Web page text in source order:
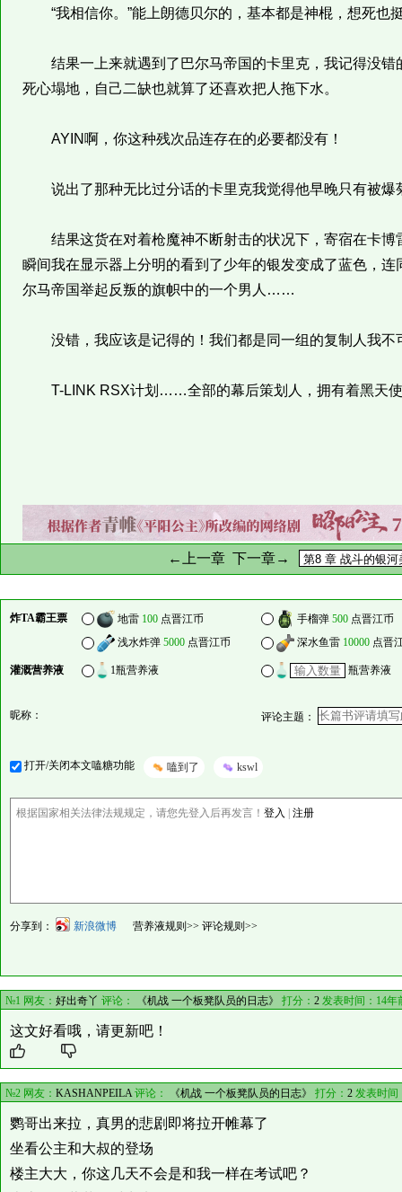
“我相信你。”能上朗德贝尔的，基本都是神棍，想死也
结果一上来就遇到了巴尔马帝国的卡里克，我记得没错
死心塌地，自己二缺也就算了还喜欢把人拖下水。
AYIN啊，你这种残次品连存在的必要都没有！
说出了那种无比过分话的卡里克我觉得他早晚只有被爆
结果这货在对着枪魔神不断射击的状况下，寄宿在卡博
瞬间我在显示器上分明的看到了少年的银发变成了蓝色，
尔马帝国举起反叛的旗帜中的一个男人……
没错，我应该是记得的！我们都是同一组的复制人我不
T-LINK RSX计划……全部的幕后策划人，拥有着黑天
←上一章 下一章→
炸TA霸王票 地雷 100 点晋江币 手榴弹 500 点晋江币
浅水炸弹 5000 点晋江币 深水鱼雷 10000 点晋
灌溉营养液 1瓶营养液 瓶营养液
昵称： 评论主题：
打开/关闭本文嗑糖功能 嗑到了 kswl
根据国家相关法律法规规定，请您先登入后再发言！ 登入 | 注册
分享到： 新浪微博 营养液规则>> 评论规则>>
№1 网友： 好出奇丫 评论： 《机战 一个板凳队员的日志》 打分： 2 发表时间：14年
这文好看哦，请更新吧！
№2 网友： KASHANPEILA 评论： 《机战 一个板凳队员的日志》 打分： 2 发表时间
鹦哥出来拉，真男的悲剧即将拉开帷幕了
坐看公主和大叔的登场
楼主大大，你这几天不会是和我一样在考试吧？